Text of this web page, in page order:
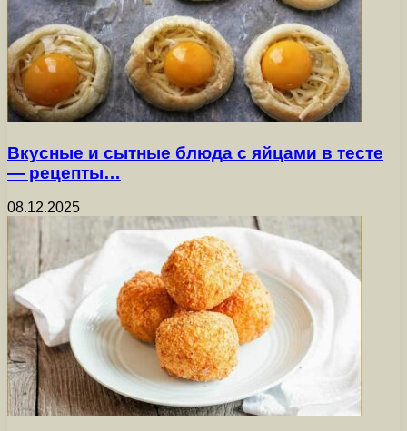
Вкусные и сытные блюда с яйцами в тесте
— рецепты…
08.12.2025